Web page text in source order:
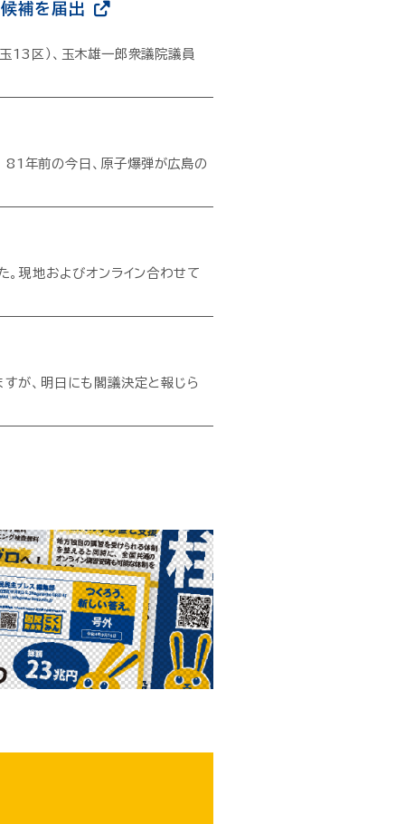
補を届出
区）、玉木雄一郎衆議院議員
年前の今日、原子爆弾が広島の
現地およびオンライン合わせて
が、明日にも閣議決定と報じら